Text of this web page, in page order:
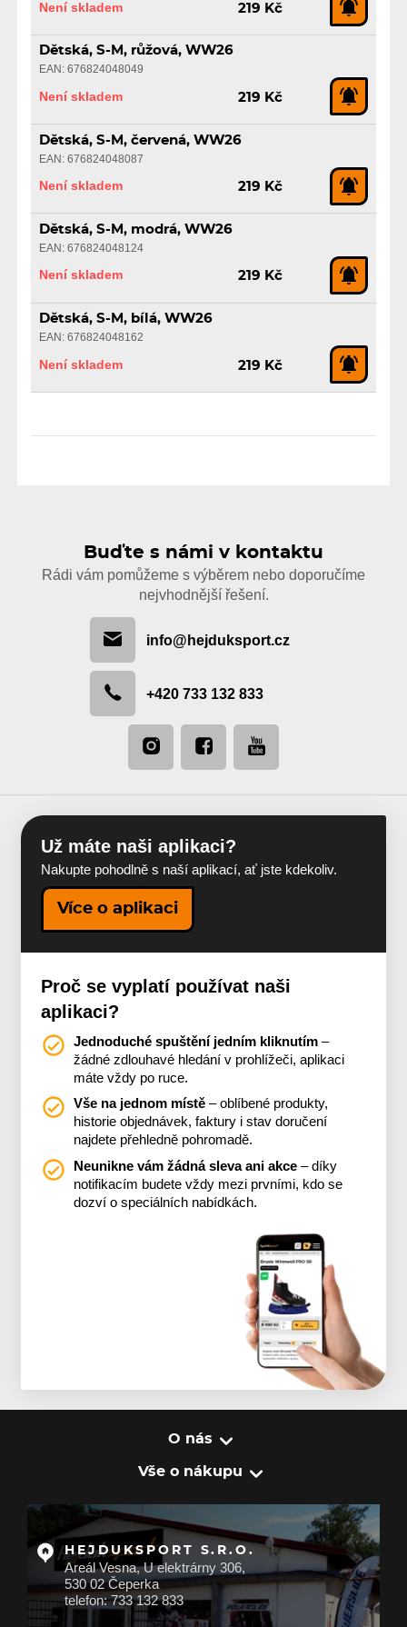
Není skladem 219 Kč
Dětská, S-M, růžová, WW26
EAN: 676824048049
Není skladem 219 Kč
Dětská, S-M, červená, WW26
EAN: 676824048087
Není skladem 219 Kč
Dětská, S-M, modrá, WW26
EAN: 676824048124
Není skladem 219 Kč
Dětská, S-M, bílá, WW26
EAN: 676824048162
Není skladem 219 Kč
Buďte s námi v kontaktu
Rádi vám pomůžeme s výběrem nebo doporučíme
nejvhodnější řešení.
info@hejduksport.cz
+420 733 132 833
Už máte naši aplikaci?
Nakupte pohodlně s naší aplikací, ať jste kdekoliv.
Více o aplikaci
Proč se vyplatí používat naši
aplikaci?
Jednoduché spuštění jedním kliknutím –
žádné zdlouhavé hledání v prohlížeči, aplikaci
máte vždy po ruce.
Vše na jednom místě – oblíbené produkty,
historie objednávek, faktury i stav doručení
najdete přehledně pohromadě.
Neunikne vám žádná sleva ani akce – díky
notifikacím budete vždy mezi prvními, kdo se
dozví o speciálních nabídkách.
O nás
Vše o nákupu
HEJDUKSPORT S.R.O.
Areál Vesna, U elektrárny 306,
530 02 Čeperka
telefon: 733 132 833